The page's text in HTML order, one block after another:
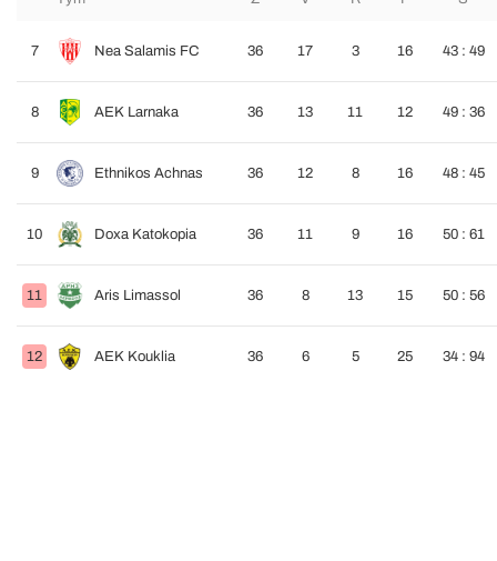
7 Nea Salamis FC 36 17 3 16 43 : 49
8 AEK Larnaka 36 13 11 12 49 : 36
9 Ethnikos Achnas 36 12 8 16 48 : 45
10 Doxa Katokopia 36 11 9 16 50 : 61
11 Aris Limassol 36 8 13 15 50 : 56
12 AEK Kouklia 36 6 5 25 34 : 94